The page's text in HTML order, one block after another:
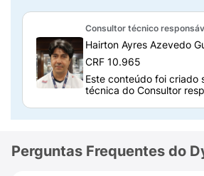
princípios ativos para aliviar os
rinite. Ocloridrato azelastina
histamínica
que impede os
histaminas, substâncias que o
como parte da reação
corticoide, tipo de
Consultor técnico
Hairton Ayres Azevedo
CRF 10.965
Este conteúdo foi criado
técnica do Consultor
Perguntas Frequentes do